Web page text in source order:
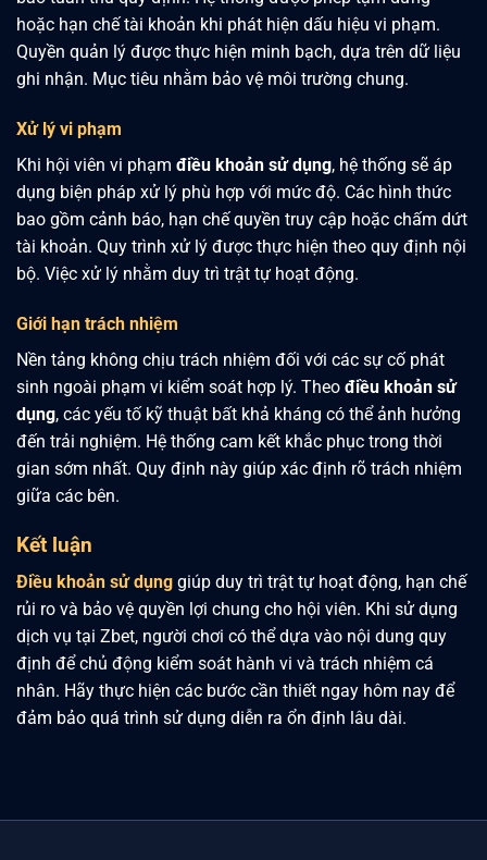
hoặc hạn chế tài khoản khi phát hiện dấu hiệu vi phạm.
Quyền quản lý được thực hiện minh bạch, dựa trên dữ liệu
ghi nhận. Mục tiêu nhằm bảo vệ môi trường chung.
Xử lý vi phạm
Khi hội viên vi phạm điều khoản sử dụng, hệ thống sẽ áp
dụng biện pháp xử lý phù hợp với mức độ. Các hình thức
bao gồm cảnh báo, hạn chế quyền truy cập hoặc chấm dứt
tài khoản. Quy trình xử lý được thực hiện theo quy định nội
bộ. Việc xử lý nhằm duy trì trật tự hoạt động.
Giới hạn trách nhiệm
Nền tảng không chịu trách nhiệm đối với các sự cố phát
sinh ngoài phạm vi kiểm soát hợp lý. Theo điều khoản sử
dụng, các yếu tố kỹ thuật bất khả kháng có thể ảnh hưởng
đến trải nghiệm. Hệ thống cam kết khắc phục trong thời
gian sớm nhất. Quy định này giúp xác định rõ trách nhiệm
giữa các bên.
Kết luận
Điều khoản sử dụng giúp duy trì trật tự hoạt động, hạn chế
rủi ro và bảo vệ quyền lợi chung cho hội viên. Khi sử dụng
dịch vụ tại Zbet, người chơi có thể dựa vào nội dung quy
định để chủ động kiểm soát hành vi và trách nhiệm cá
nhân. Hãy thực hiện các bước cần thiết ngay hôm nay để
đảm bảo quá trình sử dụng diễn ra ổn định lâu dài.